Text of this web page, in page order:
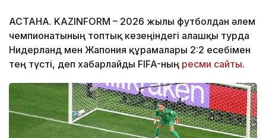
АСТАНА. KAZINFORM – 2026 жылғы футболдан әлем
чемпионатының топтық кезеңіндегі алғашқы турда
Нидерланд мен Жапония құрамалары 2:2 есебімен
тең түсті, деп хабарлайды FIFA-ның ресми сайты.